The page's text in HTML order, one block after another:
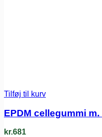
Tilføj til kurv
EPDM cellegummi
kr.681